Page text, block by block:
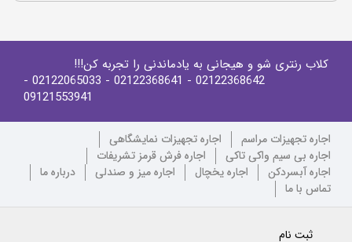
کلاب رنتری شو و هیجانی به یادماندنی را تجربه کن!!!
02122368642
- 02122368641
- 02122065033
-
09121553941
اجاره تجهیزات مراسم
اجاره تجهیزات نمایشگاهی
اجاره بی سیم واکی تاکی
اجاره فرش قرمز تشریفات
اجاره آبسردکن
اجاره یخچال اجاره میز و صندلی
درباره ما
تماس با ما
ثبت نام